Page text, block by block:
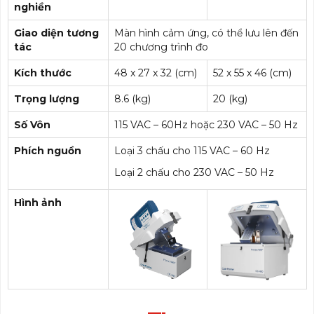
nghiền
Giao diện tương
tác
Màn hình cảm ứng, có thể lưu lên đến
20 chương trình đo
Kích thước 48 x 27 x 32 (cm) 52 x 55 x 46 (cm)
Trọng lượng 8.6 (kg) 20 (kg)
Số Vôn 115 VAC – 60Hz hoặc 230 VAC – 50 Hz
Phích nguồn
Loại 3 chấu cho 115 VAC – 60 Hz
Loại 2 chấu cho 230 VAC – 50 Hz
Hình ảnh